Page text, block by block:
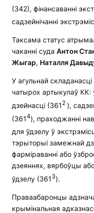
(342), фінансаванні
садзейнічанні
Таксама статус
чаканні суда Антон
Жыгар, Наталля
У агульнай
чатырох артыкулаў КК:
дзейнасці (361 2 ),
(3614), праходжанні
для ўдзелу ў
тэрыторыі замежнай
фарміраванні або
дзеяннях, вярбоўцы
ўдзелу (361 3).
Праваабаронцы
крымінальная